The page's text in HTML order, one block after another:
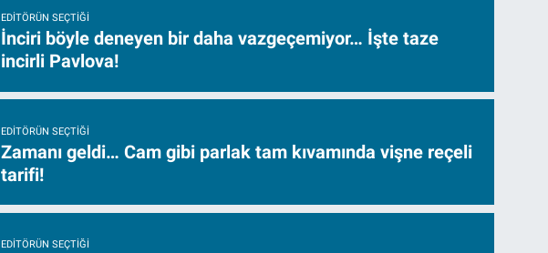
EDITÖRÜN SEÇTIĞI
İnciri böyle deneyen bir daha vazgeçemiyor… İşte taze
incirli Pavlova!
EDITÖRÜN SEÇTIĞI
Zamanı geldi… Cam gibi parlak tam kıvamında vişne reçeli
tarifi!
EDITÖRÜN SEÇTIĞI